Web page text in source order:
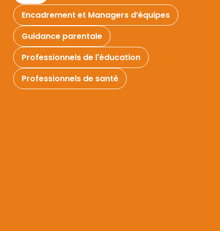
Encadrement et Managers d’équipes
Guidance parentale
Professionnels de l'éducation
Professionnels de santé